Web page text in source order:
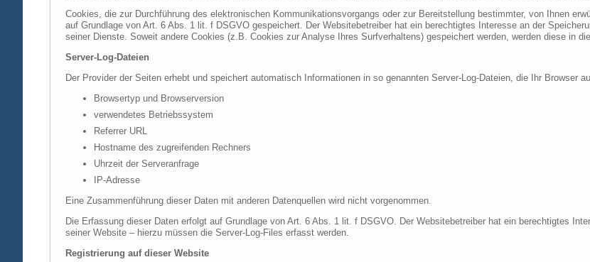
Cookies, die zur Durchführung des elektronischen Kommunikationsvorgangs oder zur Bereitstellung bestimmter, von Ihnen
auf Grundlage von Art. 6 Abs. 1 lit. f DSGVO gespeichert. Der Websitebetreiber hat ein berechtigtes Interesse an der
seiner Dienste. Soweit andere Cookies (z.B. Cookies zur Analyse Ihres Surfverhaltens) gespeichert werden, werden diese in
Server-Log-Dateien
Der Provider der Seiten erhebt und speichert automatisch Informationen in so genannten Server-Log-Dateien, die Ihr Browser
Browsertyp und Browserversion
verwendetes Betriebssystem
Referrer URL
Hostname des zugreifenden Rechners
Uhrzeit der Serveranfrage
IP-Adresse
Eine Zusammenführung dieser Daten mit anderen Datenquellen wird nicht vorgenommen.
Die Erfassung dieser Daten erfolgt auf Grundlage von Art. 6 Abs. 1 lit. f DSGVO. Der Websitebetreiber hat ein berechtigtes
seiner Website – hierzu müssen die Server-Log-Files erfasst werden.
Registrierung auf dieser Website